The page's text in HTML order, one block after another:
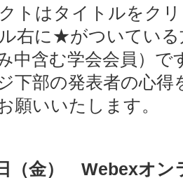
トはタイトルをク
右に★がついている
中含む学会会員）で
下部の発表者の心得
願いいたします。
（金） Webexオン